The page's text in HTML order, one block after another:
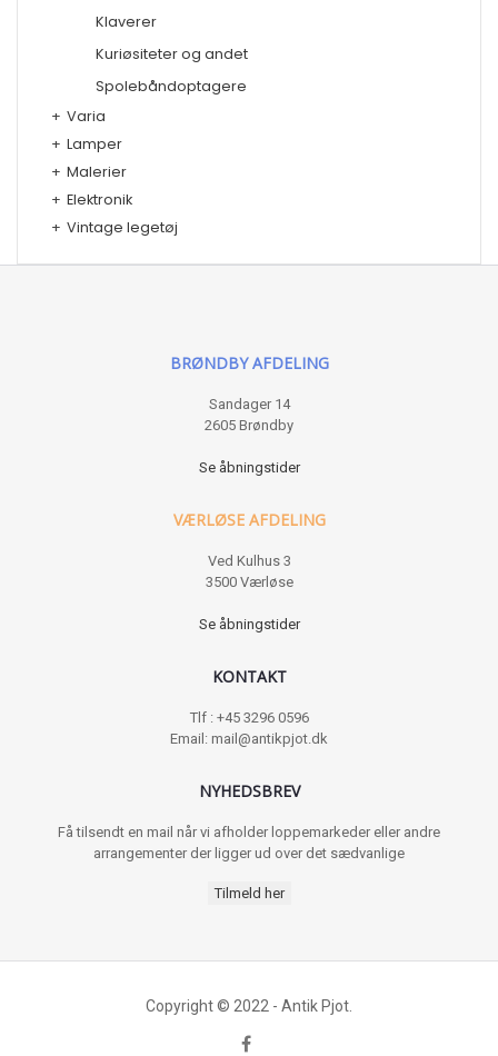
Klaverer
Kuriøsiteter og andet
Spolebåndoptagere
+ Varia
+ Lamper
+ Malerier
+ Elektronik
+ Vintage legetøj
BRØNDBY AFDELING
Sandager 14
2605 Brøndby
Se åbningstider
VÆRLØSE AFDELING
Ved Kulhus 3
3500 Værløse
Se åbningstider
KONTAKT
Tlf : +45 3296 0596
Email: mail@antikpjot.dk
NYHEDSBREV
Få tilsendt en mail når vi afholder loppemarkeder eller andre
arrangementer der ligger ud over det sædvanlige
Tilmeld her
Copyright © 2022 - Antik Pjot.